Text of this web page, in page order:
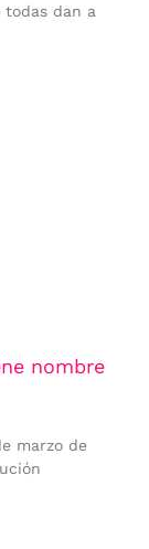
todas dan a
nombre
marzo de